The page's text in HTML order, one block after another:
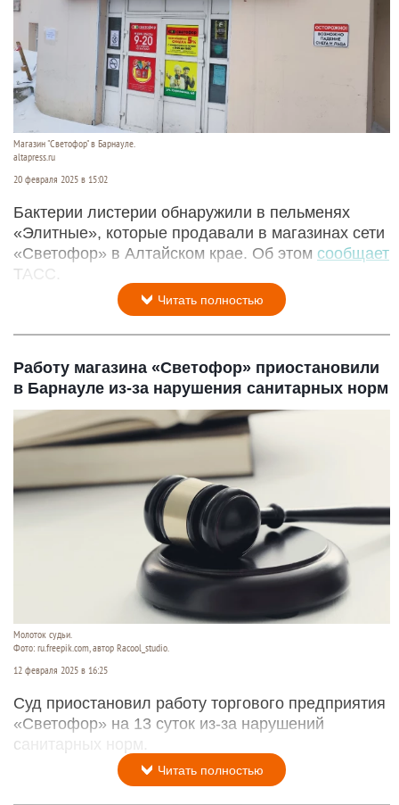
Магазин "Светофор" в Барнауле.
altapress.ru
20 февраля 2025 в 15:02
Бактерии листерии обнаружили в пельменях
«Элитные», которые продавали в магазинах сети
«Светофор» в Алтайском крае. Об этом сообщает
ТАСС.
Читать полностью
Работу магазина «Светофор» приостановили
в Барнауле из-за нарушения санитарных норм
Молоток судьи.
Фото: ru.freepik.com, автор Racool_studio.
12 февраля 2025 в 16:25
Суд приостановил работу торгового предприятия
«Светофор» на 13 суток из-за нарушений
санитарных норм.
Читать полностью